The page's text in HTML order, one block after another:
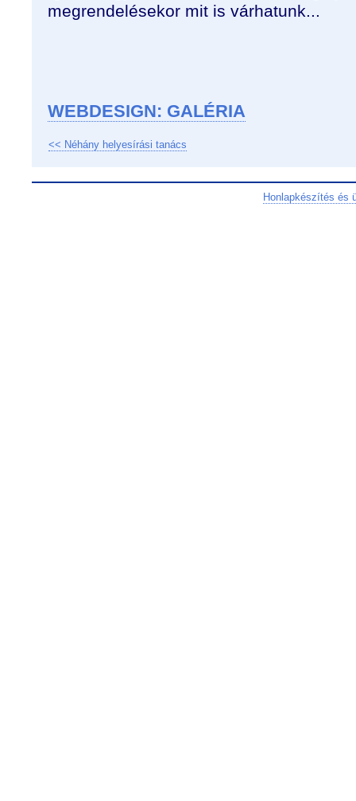
megrendelésekor mit is várhatunk...
WEBDESIGN: GALÉRIA
<< Néhány helyesírási tanács
Honlapkészítés és